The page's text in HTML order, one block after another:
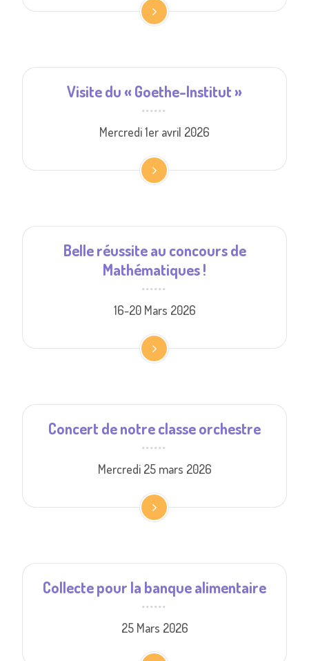
Visite du « Goethe-Institut »
Mercredi 1er avril 2026
Belle réussite au concours de
Mathématiques !
16-20 Mars 2026
Concert de notre classe orchestre
Mercredi 25 mars 2026
Collecte pour la banque alimentaire
25 Mars 2026